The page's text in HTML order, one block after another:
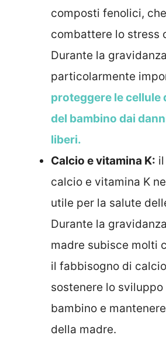
composti fenolici,
combattere lo stress
Durante la
particolarmente
proteggere le cellule
del bambino dai
liberi.
Calcio e vitamina K:
calcio e vitamina K
utile per la salute
Durante la
madre subisce molti
il fabbisogno di
sostenere lo
bambino e
della madre.